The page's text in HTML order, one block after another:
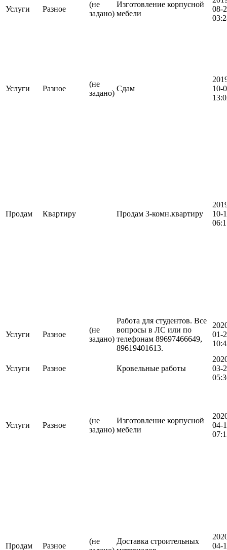
Услуги Разное
(не
задано)
Изготовление корпусной
мебели
08-
Услуги Разное
(не
задано)
Сдам
10-
Продам Квартиру Продам 3-комн.квартиру
10-
Услуги Разное
(не
задано)
Работа для студентов. Все
вопросы в ЛС или по
телефонам 89697466649,
89619401613.
01-
Услуги Разное Кровельные работы
03-
Услуги Разное
(не
задано)
Изготовление корпусной
мебели
04-
Продам Разное
(не
Доставка строительных
04-